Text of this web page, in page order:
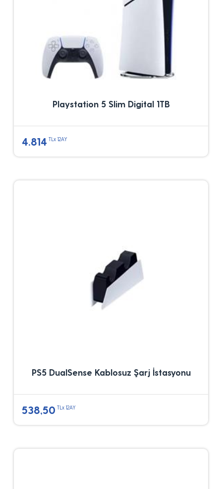
Playstation 5 Slim Digital 1TB
4.814 TLx 12AY
PS5 DualSense Kablosuz Şarj İstasyonu
538,50 TLx 12AY